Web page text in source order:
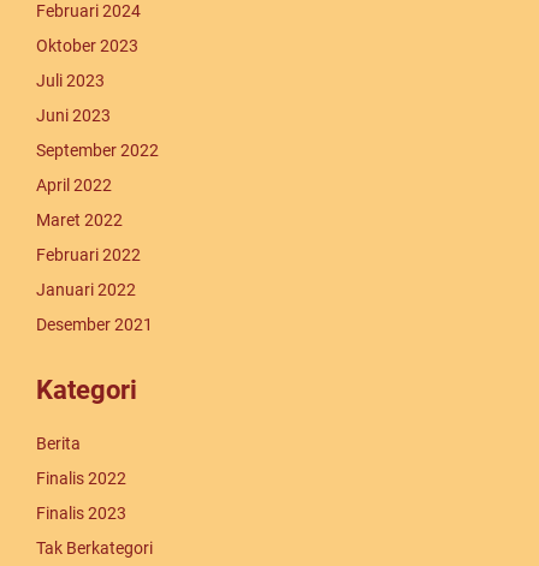
Februari 2024
Oktober 2023
Juli 2023
Juni 2023
September 2022
April 2022
Maret 2022
Februari 2022
Januari 2022
Desember 2021
Kategori
Berita
Finalis 2022
Finalis 2023
Tak Berkategori